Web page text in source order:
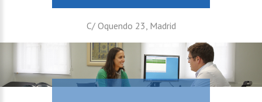
C/ Oquendo 23, Madrid